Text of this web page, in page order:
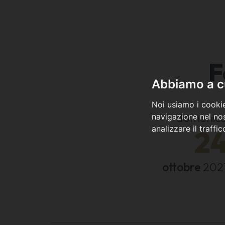
Abbiamo a
Noi usiamo i
navigazione nel
analizzare il
ottobre